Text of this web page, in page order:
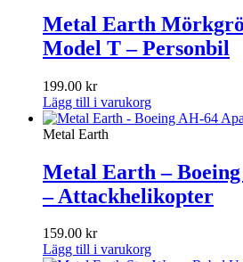
Metal Earth
Model T – Personbil
199.00 kr
Lägg till i varukorg
Metal Earth
Metal Earth –
– Attackhelikopter
159.00 kr
Lägg till i varukorg